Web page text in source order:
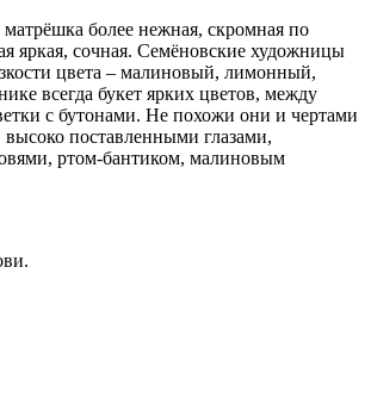
матрёшка более нежная, скромная по
яркая, сочная. Семёновские художницы
цвета – малиновый, лимонный,
всегда букет ярких цветов, между
с бутонами. Не похожи они и чертами
поставленными глазами,
ртом-бантиком, малиновым